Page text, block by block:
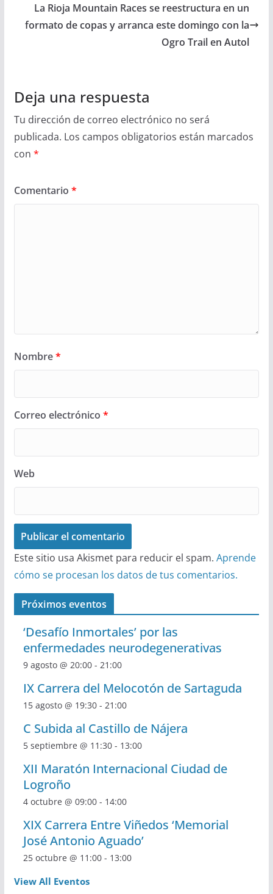
La Rioja Mountain Races se reestructura en un
formato de copas y arranca este domingo con la
Ogro Trail en Autol
Deja una respuesta
Tu dirección de correo electrónico no será
publicada. Los campos obligatorios están marcados
con *
Comentario *
Nombre*
Correo electrónico *
Web
Este sitio usa Akismet para reducir el spam. Aprende
cómo se procesan los datos de tus comentarios.
Próximos eventos
‘Desafío Inmortales’ por las
enfermedades neurodegenerativas
9 agosto @ 20:00- 21:00
IX Carrera del Melocotón de Sartaguda
15 agosto @ 19:30- 21:00
C Subida al Castillo de Nájera
5 septiembre @ 11:30- 13:00
XII Maratón Internacional Ciudad de
Logroño
4 octubre @ 09:00- 14:00
XIX Carrera Entre Viñedos ‘Memorial
José Antonio Aguado’
25 octubre @ 11:00- 13:00
View All Eventos